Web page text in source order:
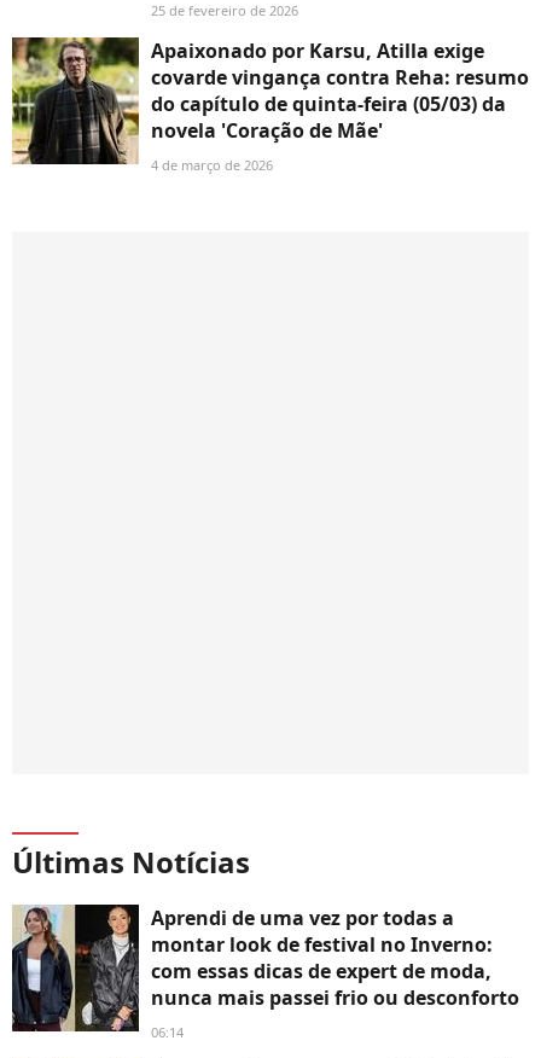
25 de fevereiro de 2026
Apaixonado por Karsu, Atilla exige
covarde vingança contra Reha: resumo
do capítulo de quinta-feira (05/03) da
novela 'Coração de Mãe'
4 de março de 2026
Últimas Notícias
Aprendi de uma vez por todas a
montar look de festival no Inverno:
com essas dicas de expert de moda,
nunca mais passei frio ou desconforto
06:14